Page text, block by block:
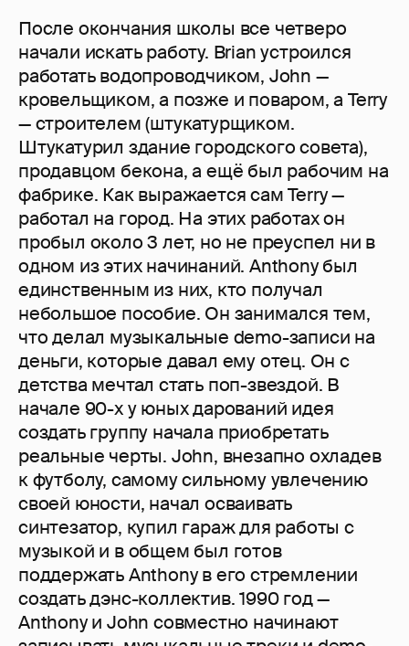
После окончания школы все четверо
начали искать работу. Brian устроился
работать водопроводчиком, John —
кровельщиком, а позже и поваром, а Terry
— строителем (штукатурщиком.
Штукатурил здание городского совета),
продавцом бекона, а ещё был рабочим на
фабрике. Как выражается сам Terry —
работал на город. На этих работах он
пробыл около 3 лет, но не преуспел ни в
одном из этих начинаний. Anthony был
единственным из них, кто получал
небольшое пособие. Он занимался тем,
что делал музыкальные demo-записи на
деньги, которые давал ему отец. Он с
детства мечтал стать поп-звездой. В
начале 90-х у юных дарований идея
создать группу начала приобретать
реальные черты. John, внезапно охладев
к футболу, самому сильному увлечению
своей юности, начал осваивать
синтезатор, купил гараж для работы с
музыкой и в общем был готов
поддержать Anthony в его стремлении
создать дэнс-коллектив. 1990 год —
Anthony и John совместно начинают